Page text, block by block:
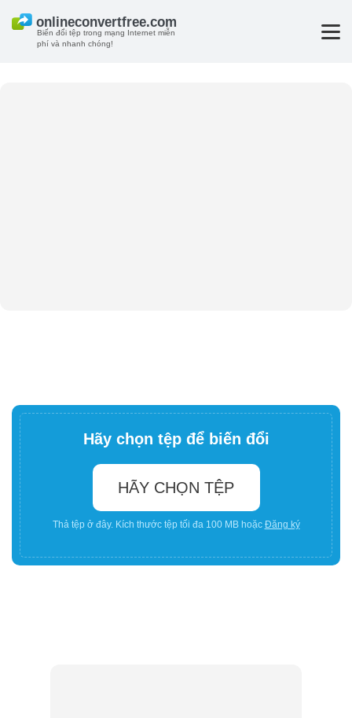
Biến đổi tệp trong mạng Internet miễn
phí và nhanh chóng!
Hãy chọn tệp để biến đổi
HÃY CHỌN TỆP
Thả tệp ở đây. Kích thước tệp tối đa 100 MB hoặc Đăng ký